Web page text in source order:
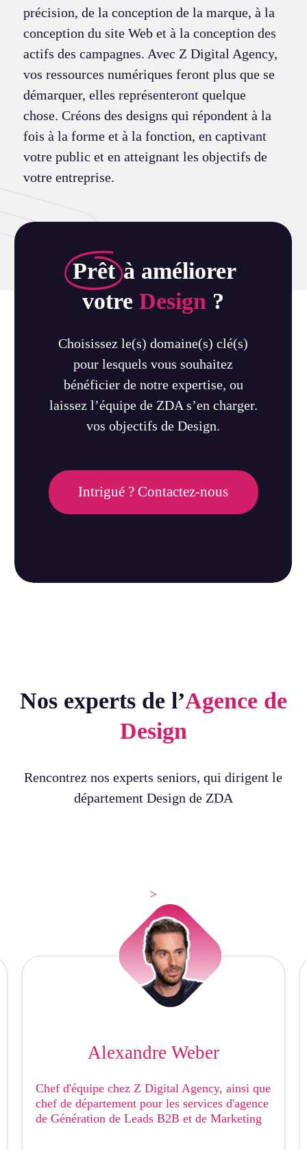
précision, de la conception de la marque, à la
conception du site Web et à la conception des
actifs des campagnes. Avec Z Digital Agency,
vos ressources numériques feront plus que se
démarquer, elles représenteront quelque
chose. Créons des designs qui répondent à la
fois à la forme et à la fonction, en captivant
votre public et en atteignant les objectifs de
votre entreprise.
Prêtà améliorer
votreDesign ?
Choisissez le(s) domaine(s) clé(s)
pour lesquels vous souhaitez
bénéficier de notre expertise, ou
laissez l’équipe de ZDA s’en charger.
vos objectifs de Design.
Intrigué ? Contactez-nous
Nos experts de l’Agence de
Design
Rencontrez nos experts seniors, qui dirigent le
département Design de ZDA
>
Alexandre Weber
Chef d'équipe chez Z Digital Agency, ainsi que
chef de département pour les services d'agence
de Génération de Leads B2B et de Marketing